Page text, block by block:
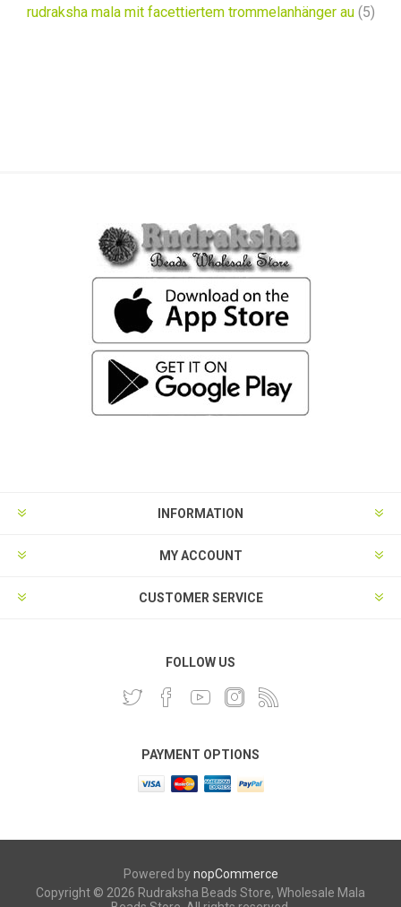
rudraksha mala mit facettiertem trommelanhänger au (5)
INFORMATION
MY ACCOUNT
CUSTOMER SERVICE
FOLLOW US
PAYMENT OPTIONS
Powered bynopCommerce
Copyright © 2026 Rudraksha Beads Store, Wholesale Mala